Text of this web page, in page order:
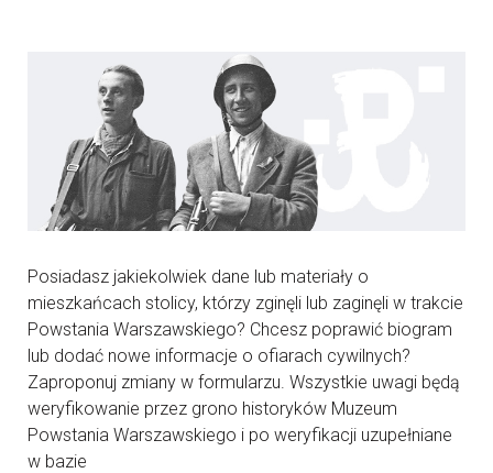
Posiadasz jakiekolwiek dane lub materiały o
mieszkańcach stolicy, którzy zginęli lub zaginęli w trakcie
Powstania Warszawskiego? Chcesz poprawić biogram
lub dodać nowe informacje o ofiarach cywilnych?
Zaproponuj zmiany w formularzu. Wszystkie uwagi będą
weryfikowanie przez grono historyków Muzeum
Powstania Warszawskiego i po weryfikacji uzupełniane
w bazie